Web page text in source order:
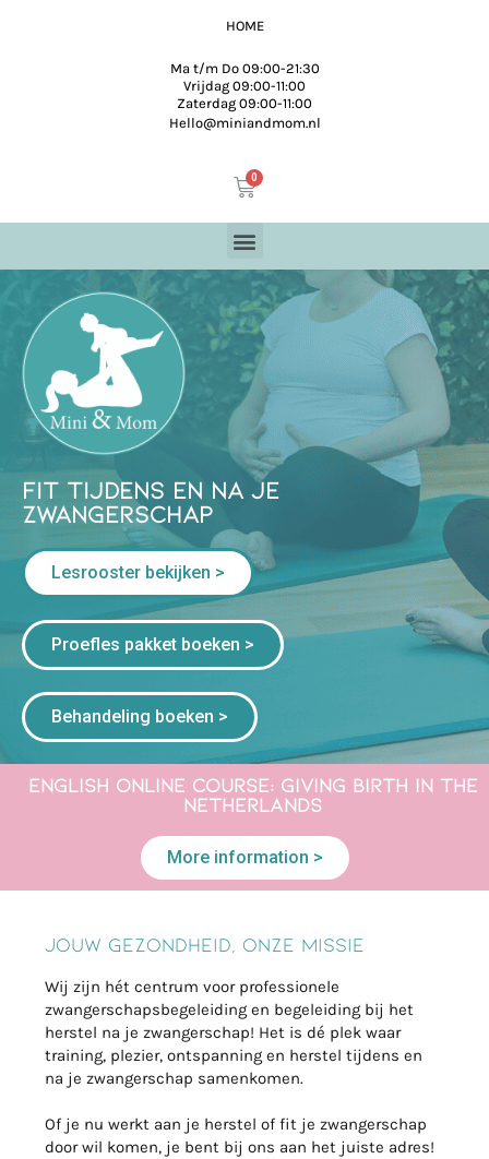
HOME
Ma t/m Do 09:00-21:30
Vrijdag 09:00-11:00
Zaterdag 09:00-11:00
Hello@miniandmom.nl
Fit Tijdens En Na Je
Zwangerschap
Lesrooster bekijken >
Proefles pakket boeken >
Behandeling boeken >
English online course: giving birth in the
netherlands
More information >
Jouw gezondheid, onze missie
Wij zijn hét centrum voor professionele
zwangerschapsbegeleiding en begeleiding bij het
herstel na je zwangerschap! Het is dé plek waar
training, plezier, ontspanning en herstel tijdens en
na je zwangerschap samenkomen.
Of je nu werkt aan je herstel of fit je zwangerschap
door wil komen, je bent bij ons aan het juiste adres!